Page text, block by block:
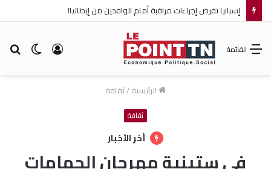
إسبانيا تفرض إجراءات مراقبة أمام الوافدين من إيطاليا!
الوضع تسجيل
القائمة
الرئيسية/ثقافة
ثقافة
أخر الأخبار
في ستينية مهرجان الحمامات